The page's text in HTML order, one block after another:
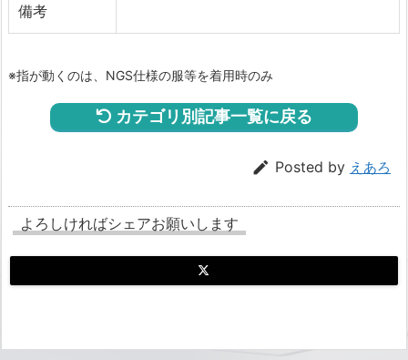
備考
※指が動くのは、NGS仕様の服等を着用時のみ
カテゴリ別記事一覧に戻る
 Posted by えあろ
よろしければシェアお願いします